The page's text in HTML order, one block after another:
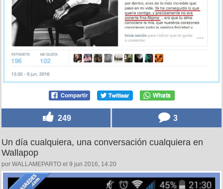
249 3
Un día cualquiera, una conversación cualquiera en
Wallapop
por WALLAMEPARTO el 9 jun 2016, 14:20